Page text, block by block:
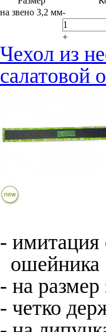
на звено 3,2 мм-
+
Чехол из
салатовой
- имитация
ошейника
- на
- четко